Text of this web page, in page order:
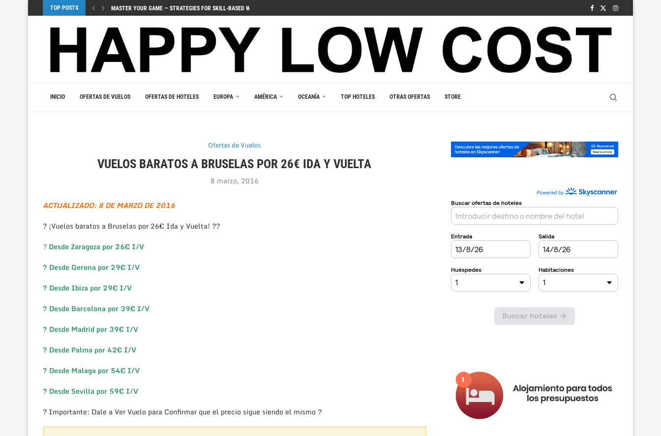
TOP POSTS MASTER YOUR GAME — STRATEGIES FOR SKILL-BASED WINS
INICIO OFERTAS DE VUELOS OFERTAS DE HOTELES EUROPA AMÉRICA OCEANÍA TOP HOTELES OTRAS OFERTAS STORE
Ofertas de Vuelos
VUELOS BARATOS A BRUSELAS POR 26€ IDA Y VUELTA
8 marzo, 2016
ACTUALIZADO: 8 DE MARZO DE 2016
? ¡Vuelos baratos a Bruselas por 26€ Ida y Vuelta! ??
? Desde Zaragoza por 26€ I/V
? Desde Gerona por 29€ I/V
? Desde Ibiza por 29€ I/V
? Desde Barcelona por 39€ I/V
? Desde Madrid por 39€ I/V
? Desde Palma por 42€ I/V
? Desde Malaga por 54€ I/V
? Desde Sevilla por 59€ I/V
? Importante: Dale a Ver Vuelo para Confirmar que el precio sigue siendo el mismo ?